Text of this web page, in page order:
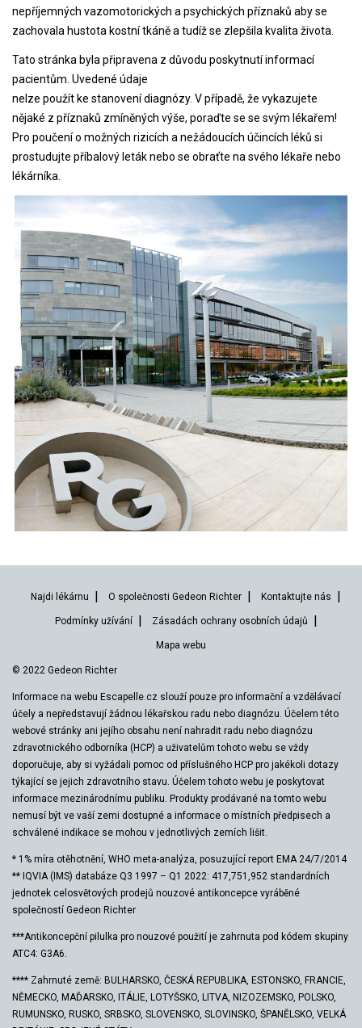
nepříjemných vazomotorických a psychických příznaků aby se
zachovala hustota kostní tkáně a tudíž se zlepšila kvalita života.
Tato stránka byla připravena z důvodu poskytnutí informací
pacientům. Uvedené údaje
nelze použít ke stanovení diagnózy. V případě, že vykazujete
nějaké z příznaků zmíněných výše, poraďte se se svým lékařem!
Pro poučení o možných rizicích a nežádoucích účincích léků si
prostudujte příbalový leták nebo se obraťte na svého lékaře nebo
lékárníka.
Najdi lékárnu O společnosti Gedeon Richter Kontaktujte nás
Podmínky užívání Zásadách ochrany osobních údajů
Mapa webu
© 2022 Gedeon Richter
Informace na webu Escapelle.cz slouží pouze pro informační a vzdělávací
účely a nepředstavují žádnou lékařskou radu nebo diagnózu. Účelem této
webové stránky ani jejího obsahu není nahradit radu nebo diagnózu
zdravotnického odborníka (HCP) a uživatelům tohoto webu se vždy
doporučuje, aby si vyžádali pomoc od příslušného HCP pro jakékoli dotazy
týkající se jejich zdravotního stavu. Účelem tohoto webu je poskytovat
informace mezinárodnímu publiku. Produkty prodávané na tomto webu
nemusí být ve vaší zemi dostupné a informace o místních předpisech a
schválené indikace se mohou v jednotlivých zemích lišit.
* 1% míra otěhotnění, WHO meta-analýza, posuzující report EMA 24/7/2014
** IQVIA (IMS) databáze Q3 1997 – Q1 2022: 417,751,952 standardních
jednotek celosvětových prodejů nouzové antikoncepce vyráběné
společností Gedeon Richter
***Antikoncepční pilulka pro nouzové použití je zahrnuta pod kódem skupiny
ATC4: G3A6.
**** Zahrnuté země: BULHARSKO, ČESKÁ REPUBLIKA, ESTONSKO, FRANCIE,
NĚMECKO, MAĎARSKO, ITÁLIE, LOTYŠSKO, LITVA, NIZOZEMSKO, POLSKO,
RUMUNSKO, RUSKO, SRBSKO, SLOVENSKO, SLOVINSKO, ŠPANĚLSKO, VELKÁ